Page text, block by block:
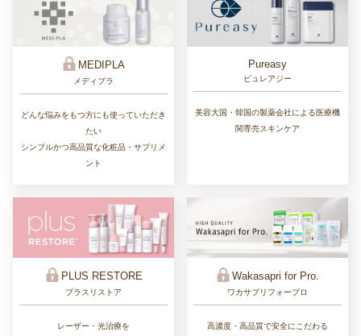
MEDIPLA
メディプラ
どんな悩みをもつ方にも使っていただき
たい
シンプルかつ高品質な化粧品・サプリメ
ント
Pureasy
ピュレアジー
美容大国・韓国の製薬会社による医療機
関専売スキンケア
PLUS RESTORE
プラスリストア
レーザー・光治療を
Wakasapri for Pro.
ワカサプリフォープロ
高濃度・高品質で安全にこだわる